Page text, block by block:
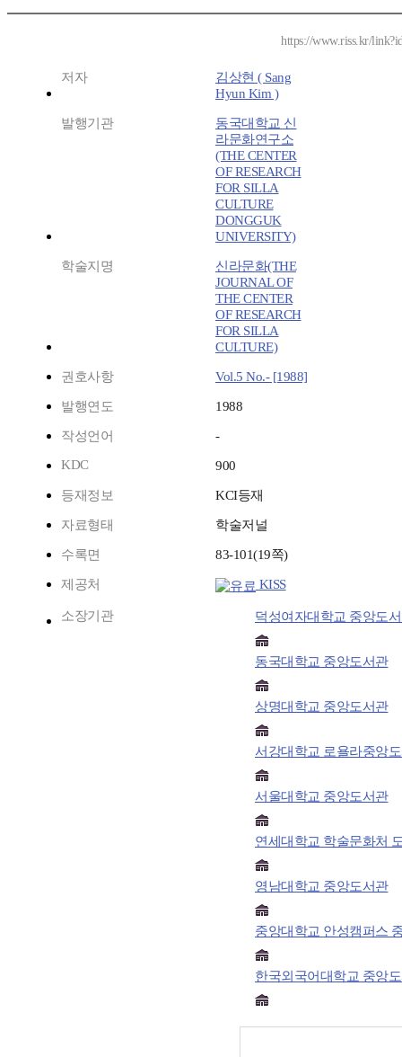
https://www.riss.kr/
저자
김상현 ( Sang
Hyun Kim )
발행기관
동국대학교 신
라문화연구소
(THE CENTER
OF RESEARCH
FOR SILLA
CULTURE
DONGGUK
UNIVERSITY)
학술지명
신라문화(THE
JOURNAL OF
THE CENTER
OF RESEARCH
FOR SILLA
CULTURE)
권호사항 Vol.5 No.- [1988]
발행연도 1988
작성언어
-
KDC
900
등재정보 KCI등재
자료형태 학술저널
수록면 83-101(19쪽)
제공처 KISS
소장기관 덕성여자대학교 중앙도
동국대학교 중앙도서관
상명대학교 중앙도서관
서강대학교 로욜라중앙
서울대학교 중앙도서관
연세대학교 학술문화처
영남대학교 중앙도서관
중앙대학교 안성캠퍼스
한국외국어대학교 중앙